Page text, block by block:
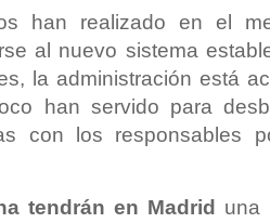
han realizado en el
al nuevo sistema
la administración está
han servido para
con los responsables
tendrán en Madrid
una